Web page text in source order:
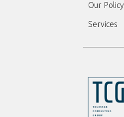
Our Policy
Services